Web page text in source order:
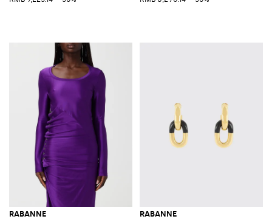
RABANNE RABANNE